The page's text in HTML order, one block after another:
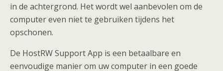
in de achtergrond. Het wordt wel aanbevolen om de
computer even niet te gebruiken tijdens het
opschonen.
De HostRW Support App is een betaalbare en
eenvoudige manier om uw computer in een goede